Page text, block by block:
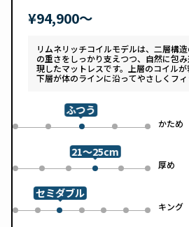
¥94,900〜
リムネリッチコイルモデルは、二層構
の重さをしっかり支えつつ、自然に包
現したマットレスです。上層のコイルが
下層が体のラインに沿ってやさしくフ
ンで、カバーは自宅で洗濯可能。清潔
した一枚です。
0 1 2
ふつう
3 かため
4
0 1 2 3
21～25cm
4 厚め
5
0 1 2
セミダブル
3 4 5 キング
6